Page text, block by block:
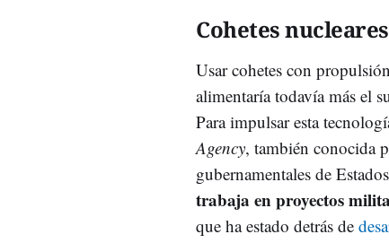
Cohetes nucleares
Usar cohetes con
alimentaría todavía más el
Para impulsar esta
Agency, también conocida
gubernamentales de
trabaja en proyectos
que ha estado detrás de